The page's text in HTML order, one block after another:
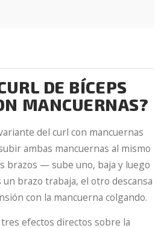
DE BÍCEPS
MANCUERNAS?
del curl con mancuernas
ambas mancuernas al mismo
brazos — sube uno, baja y luego
brazo trabaja, el otro descansa
con la mancuerna colgando.
efectos directos sobre la